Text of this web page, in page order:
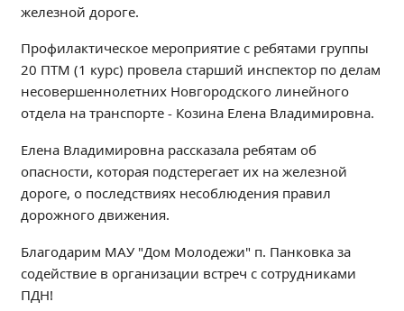
Независимая оценка качества
Обращения онлайн
Контакты
Региональный центр по профилактике ДДТТ
Учебно-производственный комплекс
Центр карьеры
Противодействие коррупции
Всероссийское чемпионатное движение
Региональная инновационная площадка
СВЕДЕНИЯ ОБ ОБРАЗОВАТЕЛЬНОЙ ОРГАНИЗАЦИИ
железной дороге.
Профилактическое мероприятие с ребятами группы
20 ПТМ (1 курс) провела старший инспектор по делам
несовершеннолетних Новгородского линейного
отдела на транспорте - Козина Елена Владимировна.
Елена Владимировна рассказала ребятам об
опасности, которая подстерегает их на железной
дороге, о последствиях несоблюдения правил
дорожного движения.
Благодарим МАУ "Дом Молодежи" п. Панковка за
содействие в организации встреч с сотрудниками
ПДН!